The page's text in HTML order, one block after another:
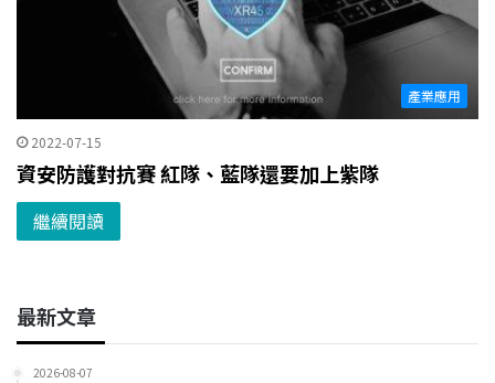
產業應用
2022-07-15
資安防護對抗賽 紅隊、藍隊還要加上紫隊
繼續閱讀
最新文章
2026-08-07